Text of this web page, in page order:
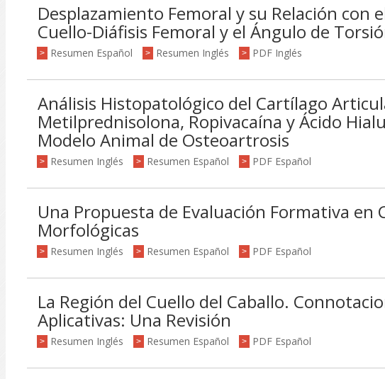
Desplazamiento Femoral y su Relación con
Cuello-Diáfisis Femoral y el Ángulo de
> Resumen Español > Resumen Inglés > PDF Inglés
Análisis Histopatológico del Cartílago
Metilprednisolona, Ropivacaína y Ácido
Modelo Animal de Osteoartrosis
> Resumen Inglés > Resumen Español > PDF Español
Una Propuesta de Evaluación Formativa en
Morfológicas
> Resumen Inglés > Resumen Español > PDF Español
La Región del Cuello del Caballo.
Aplicativas: Una Revisión
> Resumen Inglés > Resumen Español > PDF Español